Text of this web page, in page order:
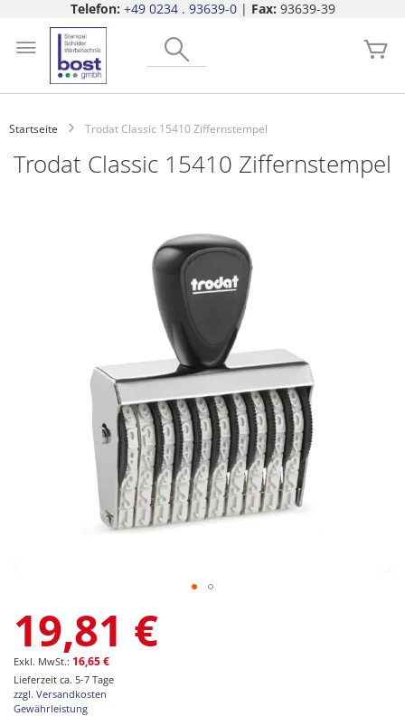
Telefon: +49 0234 . 93639-0| Fax: 93639-39
springen
Startseite Trodat Classic 15410 Ziffernstempel
Trodat Classic 15410 Ziffernstempel
Anfang
der
Bildgalerie
springen
19,81 €
16,65 €
Lieferzeit ca. 5-7 Tage
zzgl. Versandkosten
Gewährleistung